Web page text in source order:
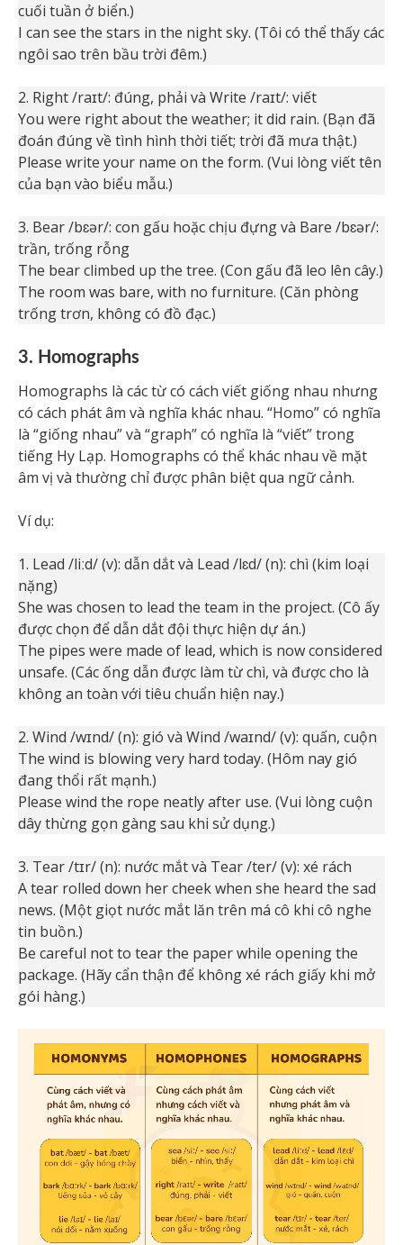
cuối tuần ở biển.)
I can see the stars in the night sky. (Tôi có thể thấy các
ngôi sao trên bầu trời đêm.)
2. Right /raɪt/: đúng, phải và Write /raɪt/: viết
You were right about the weather; it did rain. (Bạn đã
đoán đúng về tình hình thời tiết; trời đã mưa thật.)
Please write your name on the form. (Vui lòng viết tên
của bạn vào biểu mẫu.)
3. Bear /bɛər/: con gấu hoặc chịu đựng và Bare /bɛər/:
trần, trống rỗng
The bear climbed up the tree. (Con gấu đã leo lên cây.)
The room was bare, with no furniture. (Căn phòng
trống trơn, không có đồ đạc.)
3. Homographs
Homographs là các từ có cách viết giống nhau nhưng
có cách phát âm và nghĩa khác nhau. “Homo” có nghĩa
là “giống nhau” và “graph” có nghĩa là “viết” trong
tiếng Hy Lạp. Homographs có thể khác nhau về mặt
âm vị và thường chỉ được phân biệt qua ngữ cảnh.
Ví dụ:
1. Lead /liːd/ (v): dẫn dắt và Lead /lɛd/ (n): chì (kim loại
nặng)
She was chosen to lead the team in the project. (Cô ấy
được chọn để dẫn dắt đội thực hiện dự án.)
The pipes were made of lead, which is now considered
unsafe. (Các ống dẫn được làm từ chì, và được cho là
không an toàn với tiêu chuẩn hiện nay.)
2. Wind /wɪnd/ (n): gió và Wind /waɪnd/ (v): quấn, cuộn
The wind is blowing very hard today. (Hôm nay gió
đang thổi rất mạnh.)
Please wind the rope neatly after use. (Vui lòng cuộn
dây thừng gọn gàng sau khi sử dụng.)
3. Tear /tɪr/ (n): nước mắt và Tear /ter/ (v): xé rách
A tear rolled down her cheek when she heard the sad
news. (Một giọt nước mắt lăn trên má cô khi cô nghe
tin buồn.)
Be careful not to tear the paper while opening the
package. (Hãy cẩn thận để không xé rách giấy khi mở
gói hàng.)